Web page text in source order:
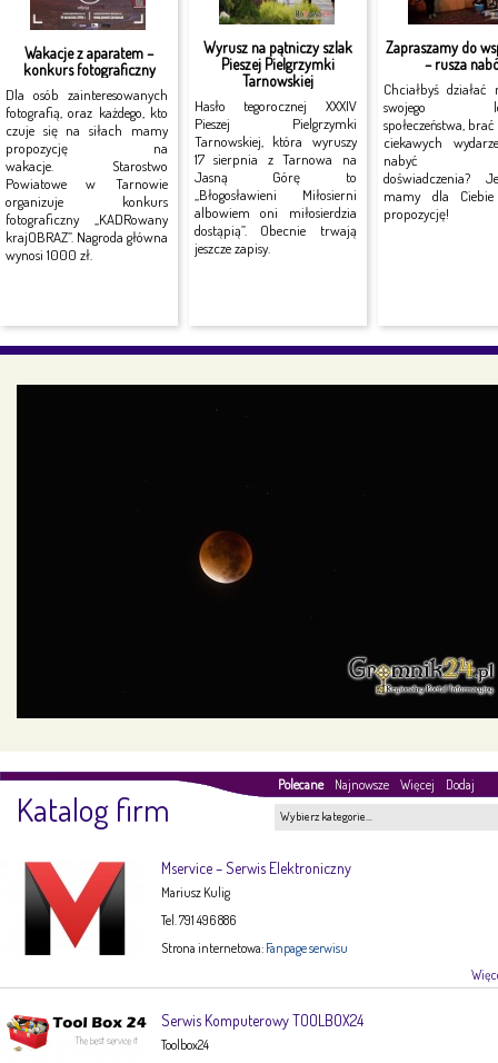
Wakacje z aparatem –
konkurs fotograficzny
Dla osób zainteresowanych
fotografią, oraz każdego, kto
czuje się na siłach mamy
propozycję na
wakacje. Starostwo
Powiatowe w Tarnowie
organizuje konkurs
fotograficzny „KADRowany
krajOBRAZ”. Nagroda główna
wynosi 1000 zł.
Wyrusz na pątniczy szlak
Pieszej Pielgrzymki
Tarnowskiej
Hasło tegorocznej XXXIV
Pieszej Pielgrzymki
Tarnowskiej, która wyruszy
17 sierpnia z Tarnowa na
Jasną Górę to
„Błogosławieni Miłosierni
albowiem oni miłosierdzia
dostąpią”. Obecnie trwają
jeszcze zapisy.
Zapraszamy do
– rusza
Chciałbyś działać
swojego
społeczeństwa,
ciekawych
nabyć
doświadczenia?
mamy dla Ciebie
propozycję!
Polecane Najnowsze Więcej Dodaj
Katalog firm Wybierz kategorie…
Mservice – Serwis Elektroniczny
Mariusz Kulig
Tel. 791 496 886
Strona internetowa: Fanpage serwisu
Serwis Komputerowy TOOLBOX24
Toolbox24